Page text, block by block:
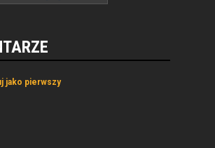
jako pierwszy